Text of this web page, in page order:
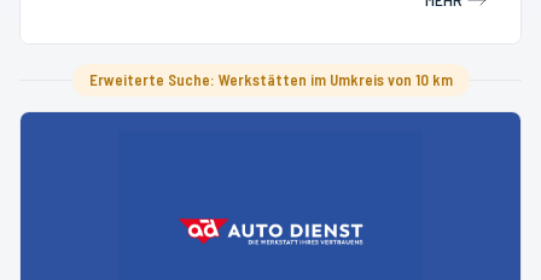
Erweiterte Suche: Werkstätten im Umkreis von 10 km